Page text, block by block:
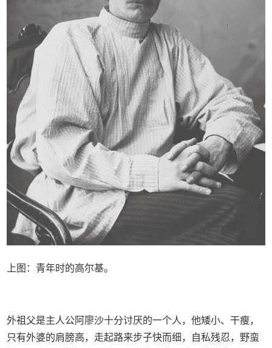
上图：青年时的高尔基。
外祖父是主人公阿廖沙十分讨厌的一个人，他矮小、干瘦，
只有外婆的肩膀高，走起路来步子快而细，自私残忍，野蛮